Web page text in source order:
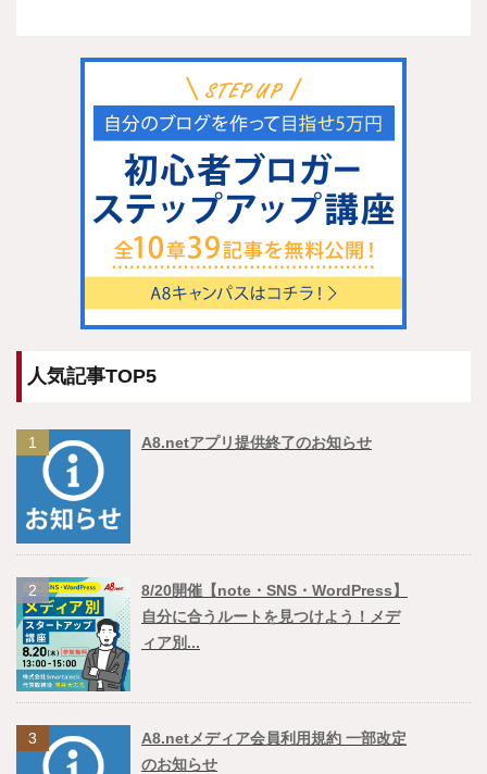
人気記事TOP5
1 A8.netアプリ提供終了のお知らせ
2
8/20開催【note・SNS・WordPress】
自分に合うルートを見つけよう！メデ
ィア別...
3
A8.netメディア会員利用規約 一部改定
のお知らせ